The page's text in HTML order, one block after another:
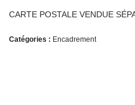
CARTE POSTALE VENDUE
Catégories : Encadrement